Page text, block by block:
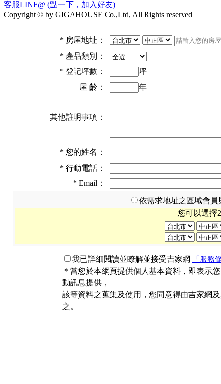
客服LINE@ (點一下，加入好友)
Copyright © by GIGAHOUSE Co.,Ltd, All Rights reserved